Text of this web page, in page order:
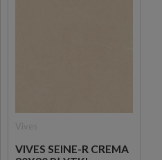
VIVES SEINE-R CREMA